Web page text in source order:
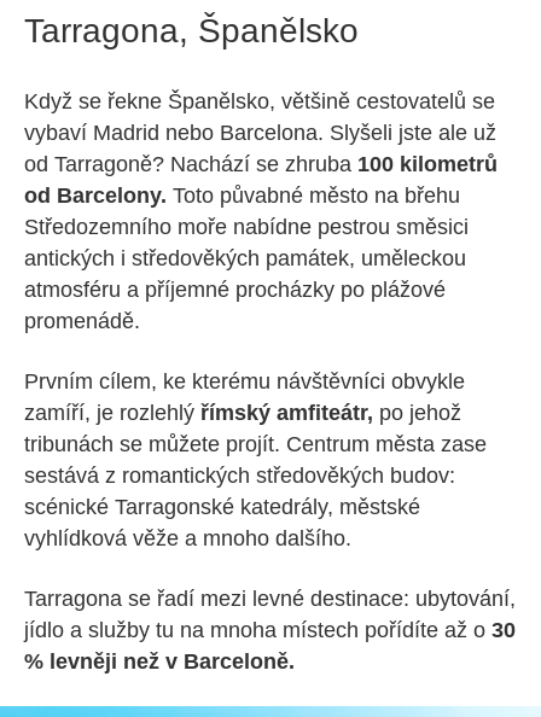
Tarragona, Španělsko
Když se řekne Španělsko, většině cestovatelů se
vybaví Madrid nebo Barcelona. Slyšeli jste ale už
od Tarragoně? Nachází se zhruba 100 kilometrů
od Barcelony. Toto půvabné město na břehu
Středozemního moře nabídne pestrou směsici
antických i středověkých památek, uměleckou
atmosféru a příjemné procházky po plážové
promenádě.
Prvním cílem, ke kterému návštěvníci obvykle
zamíří, je rozlehlý římský amfiteátr, po jehož
tribunách se můžete projít. Centrum města zase
sestává z romantických středověkých budov:
scénické Tarragonské katedrály, městské
vyhlídková věže a mnoho dalšího.
Tarragona se řadí mezi levné destinace: ubytování,
jídlo a služby tu na mnoha místech pořídíte až o 30
% levněji než v Barceloně.